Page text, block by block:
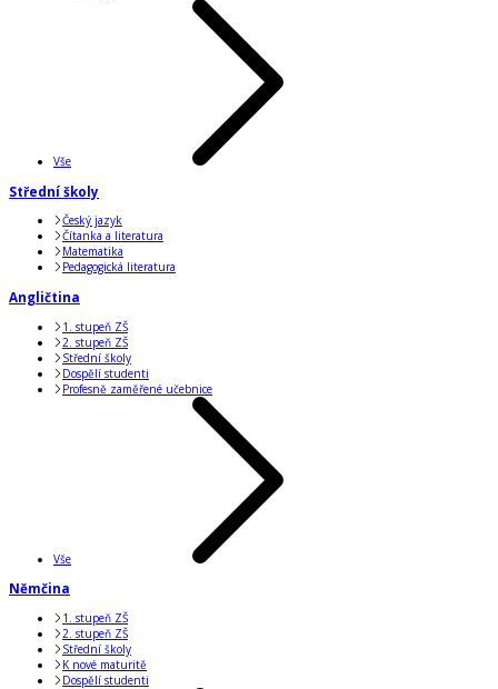
Vše
Střední školy
Český jazyk
Čítanka a literatura
Matematika
Pedagogická literatura
Angličtina
1. stupeň ZŠ
2. stupeň ZŠ
Střední školy
Dospělí studenti
Profesně zaměřené učebnice
Vše
Němčina
1. stupeň ZŠ
2. stupeň ZŠ
Střední školy
K nové maturitě
Dospělí studenti